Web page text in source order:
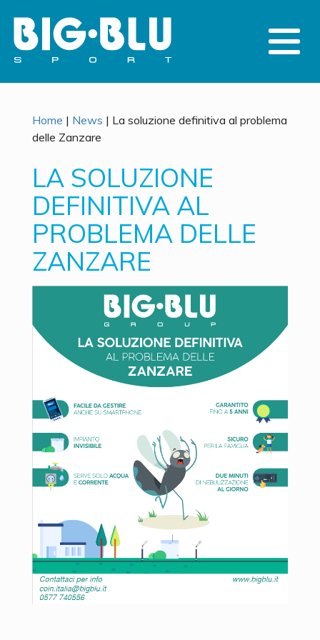
Home | News | La soluzione definitiva al problema
delle Zanzare
LA SOLUZIONE
DEFINITIVA AL
PROBLEMA DELLE
ZANZARE